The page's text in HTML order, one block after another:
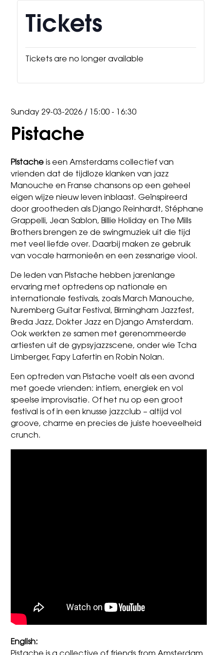
Tickets
Tickets are no longer available
Sunday 29-03-2026 / 15:00 - 16:30
Pistache
Pistache is een Amsterdams collectief van
vrienden dat de tijdloze klanken van jazz
Manouche en Franse chansons op een geheel
eigen wijze nieuw leven inblaast. Geïnspireerd
door grootheden als Django Reinhardt, Stéphane
Grappelli, Jean Sablon, Billie Holiday en The Mills
Brothers brengen ze de swingmuziek uit die tijd
met veel liefde over. Daarbij maken ze gebruik
van vocale harmonieën en een zessnarige viool.
De leden van Pistache hebben jarenlange
ervaring met optredens op nationale en
internationale festivals, zoals March Manouche,
Nuremberg Guitar Festival, Birmingham Jazzfest,
Breda Jazz, Dokter Jazz en Django Amsterdam.
Ook werkten ze samen met gerenommeerde
artiesten uit de gypsyjazzscene, onder wie Tcha
Limberger, Fapy Lafertin en Robin Nolan.
Een optreden van Pistache voelt als een avond
met goede vrienden: intiem, energiek en vol
speelse improvisatie. Of het nu op een groot
festival is of in een knusse jazzclub – altijd vol
groove, charme en precies de juiste hoeveelheid
crunch.
English: